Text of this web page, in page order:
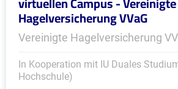
Hagelversicherung VVaG
Vereinigte Hagelversicherung
In Kooperation mit IU Duales
Hochschule)